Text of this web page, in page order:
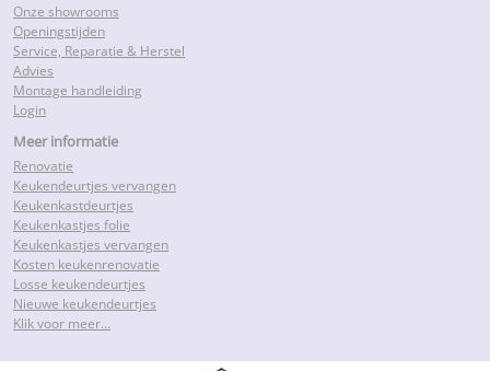
Onze showrooms
Openingstijden
Service, Reparatie & Herstel
Advies
Montage handleiding
Login
Meer informatie
Renovatie
Keukendeurtjes vervangen
Keukenkastdeurtjes
Keukenkastjes folie
Keukenkastjes vervangen
Kosten keukenrenovatie
Losse keukendeurtjes
Nieuwe keukendeurtjes
Klik voor meer…